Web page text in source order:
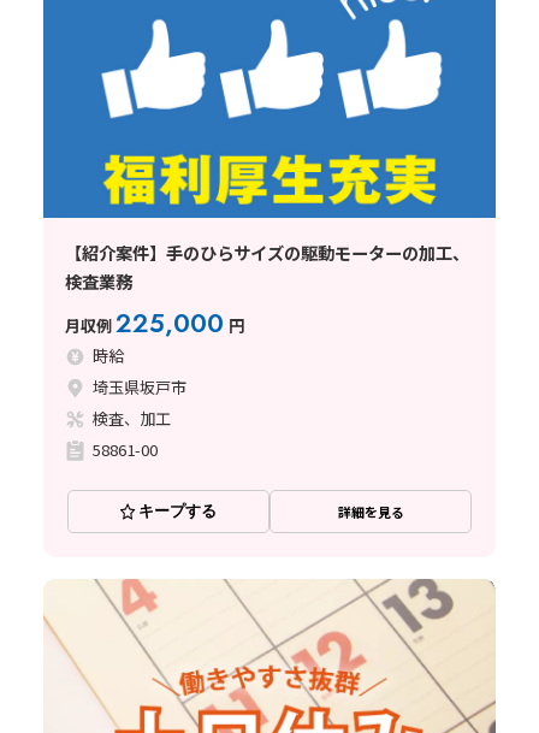
【紹介案件】手のひらサイズの駆動モーターの加工、
検査業務
月収例225,000 円
時給
埼玉県坂戸市
検査、加工
58861-00
キープする 詳細を見る